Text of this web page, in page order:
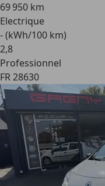
69 950 km
Electrique
- (kWh/100 km)
2,8
Professionnel
FR 28630